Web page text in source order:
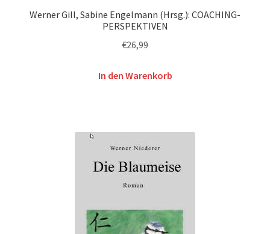
Werner Gill, Sabine Engelmann (Hrsg.): COACHING-
PERSPEKTIVEN
€26,99
In den Warenkorb